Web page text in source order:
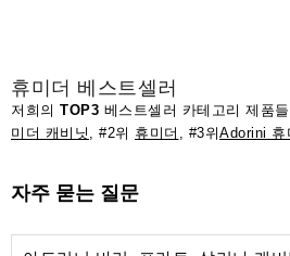
휴미더 베스트셀러
저희의 TOP3
미더 캐비닛
, #2위 휴미더 , #3위Adorini 휴
자주 묻는 질문